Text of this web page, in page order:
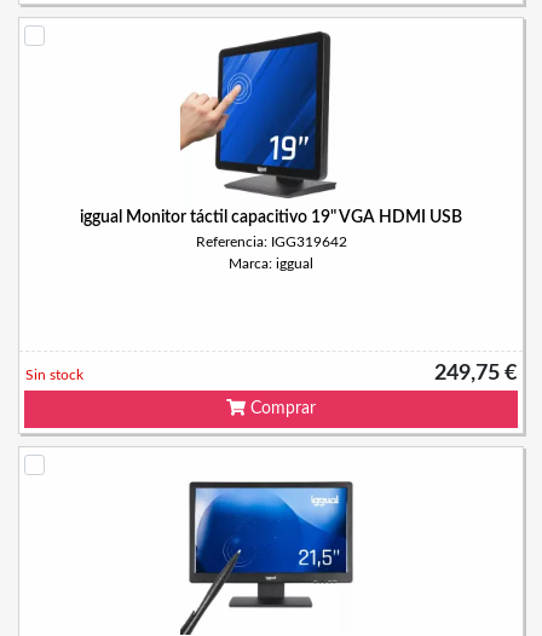
iggual Monitor táctil capacitivo 19" VGA HDMI USB
Referencia: IGG319642
Marca: iggual
249,75 €
Sin stock
Comprar